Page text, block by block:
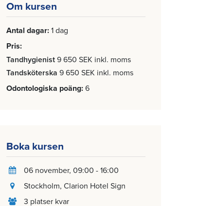
Om kursen
Antal dagar 1 dag
Pris
Tandhygienist 9 650 SEK inkl. moms
Tandsköterska 9 650 SEK inkl. moms
Odontologiska poäng 6
Boka kursen
06 november, 09:00 - 16:00
Stockholm, Clarion Hotel Sign
3 platser kvar